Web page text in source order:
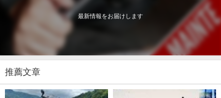
最新情報をお届けします
推薦文章